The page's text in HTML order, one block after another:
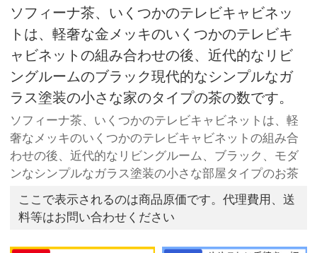
ソフィーナ茶、いくつかのテレビキャビネッ
トは、軽奢な金メッキのいくつかのテレビキ
ャビネットの組み合わせの後、近代的なリビ
ングルームのブラック現代的なシンプルなガ
ラス塗装の小さな家のタイプの茶の数です。
ソフィーナ茶、いくつかのテレビキャビネットは、軽
奢なメッキのいくつかのテレビキャビネットの組み合
わせの後、近代的なリビングルーム、ブラック、モダ
ンなシンプルなガラス塗装の小さな部屋タイプのお茶
ここで表示されるのは商品原価です。代理費用、送
料等はお問い合わせください